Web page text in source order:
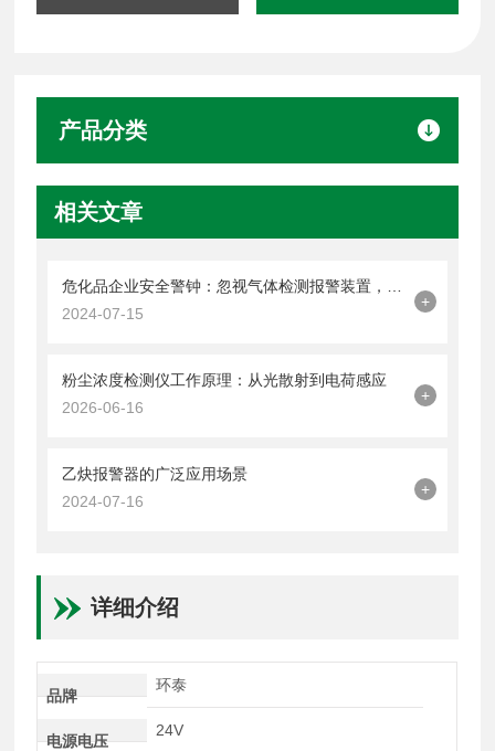
产品分类
相关文章
2024-07-15
+
粉尘浓度检测仪工作原理：从光散射到电荷感应
2026-06-16
+
乙炔报警器的广泛应用场景
2024-07-16
+
详细介绍
品牌
环泰
电源电压
24V